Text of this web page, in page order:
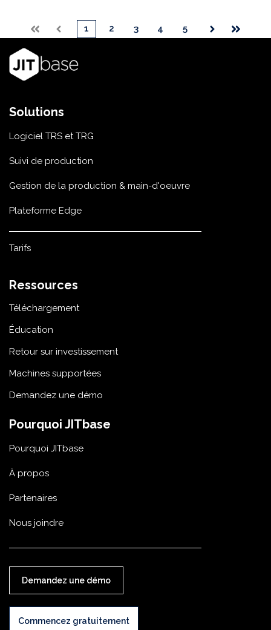
PremierPrécédent
1 2 3 4 5 SuivantDernier
Solutions
Logiciel TRS et TRG
Suivi de production
Gestion de la production & main-d'oeuvre
Plateforme Edge
Tarifs
Ressources
Téléchargement
Éducation
Retour sur investissement
Machines supportées
Demandez une démo
Pourquoi JITbase
Pourquoi JITbase
À propos
Partenaires
Nous joindre
Demandez une démo
Commencez gratuitement